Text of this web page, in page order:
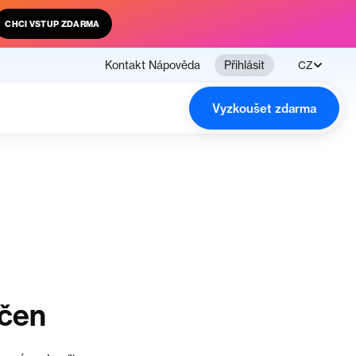
CHCI VSTUP ZDARMA
Kontakt Nápověda Přihlásit CZ
Vyzkoušet zdarma